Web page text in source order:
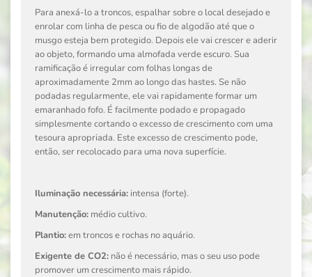
Para anexá-lo a troncos, espalhar sobre o local desejado e
enrolar com linha de pesca ou fio de algodão até que o
musgo esteja bem protegido. Depois ele vai crescer e aderir
ao objeto, formando uma almofada verde escuro. Sua
ramificação é irregular com folhas longas de
aproximadamente 2mm ao longo das hastes. Se não
podadas regularmente, ele vai rapidamente formar um
emaranhado fofo. É facilmente podado e propagado
simplesmente cortando o excesso de crescimento com uma
tesoura apropriada. Este excesso de crescimento pode,
então, ser recolocado para uma nova superfície.
Iluminação necessária: intensa (forte).
Manutenção: médio cultivo.
Plantio:em troncos e rochas no aquário.
Exigente de CO2: não é necessário, mas o seu uso pode
promover um crescimento mais rápido.